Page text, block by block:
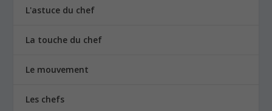
L'astuce du chef
La touche du chef
Le mouvement
Les chefs